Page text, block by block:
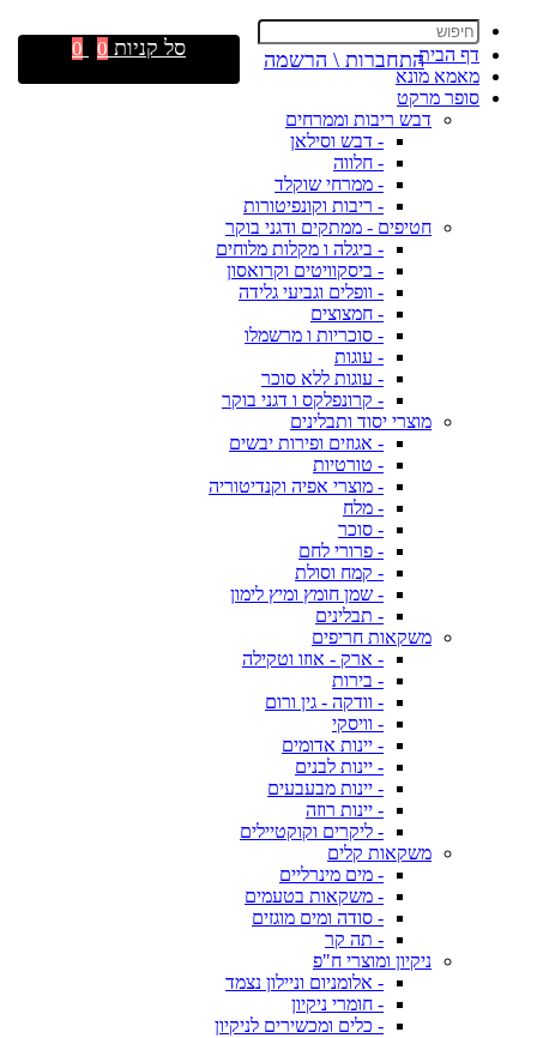
דף הבית
מאמא מונא
סופר מרקט
דבש ריבות וממרחים
- דבש וסילאן
- חלווה
- ממרחי שוקלד
- ריבות וקונפיטורות
חטיפים - ממתקים ודגני בוקר
- ביגלה ו מקלות מלוחים
- ביסקוויטים וקרואסון
- וופלים וגביעי גלידה
- חמצוצים
- סוכריות ו מרשמלו
- עוגות
- עוגות ללא סוכר
- קרונפלקס ו דגני בוקר
מוצרי יסוד ותבלינים
- אגוזים ופירות יבשים
- טורטיות
- מוצרי אפיה וקנדיטוריה
- מלח
- סוכר
- פרורי לחם
- קמח וסולת
- שמן חומץ ומיץ לימון
- תבלינים
משקאות חריפים
- ארק - אוזו וטקילה
- בירות
- וודקה - גין ורום
- וויסקי
- יינות אדומים
- יינות לבנים
- יינות מבעבעים
- יינות רוזה
- ליקרים וקוקטיילים
משקאות קלים
- מים מינרליים
- משקאות בטעמים
- סודה ומים מוגזים
- תה קר
ניקיון ומוצרי ח"פ
- אלומניום וניילון נצמד
- חומרי ניקיון
- כלים ומכשירים לניקיון
התחברות \ הרשמה סל קניות 0
0